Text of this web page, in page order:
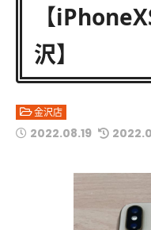
【
沢】
金沢店
2022.08.19